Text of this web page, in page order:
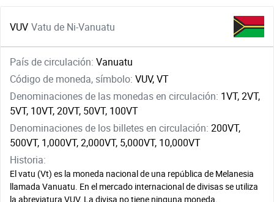
VUV Vatu de Ni-Vanuatu
País de circulación: Vanuatu
Código de moneda, símbolo: VUV, VT
Denominaciones de las monedas en circulación: 1VT, 2VT,
5VT, 10VT, 20VT, 50VT, 100VT
Denominaciones de los billetes en circulación: 200VT,
500VT, 1,000VT, 2,000VT, 5,000VT, 10,000VT
Historia:
El vatu (Vt) es la moneda nacional de una república de Melanesia
llamada Vanuatu. En el mercado internacional de divisas se utiliza
la abreviatura VUV. La divisa no tiene ninguna moneda.